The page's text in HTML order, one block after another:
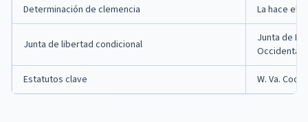
Determinación de clemencia La hace el
Junta de libertad condicional
Junta de
Occidental
Estatutos clave W. Va.